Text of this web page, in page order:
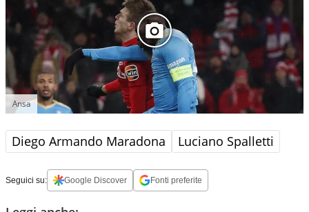
Ansa
Diego Armando Maradona Luciano Spalletti
Seguici su: Google Discover Fonti preferite